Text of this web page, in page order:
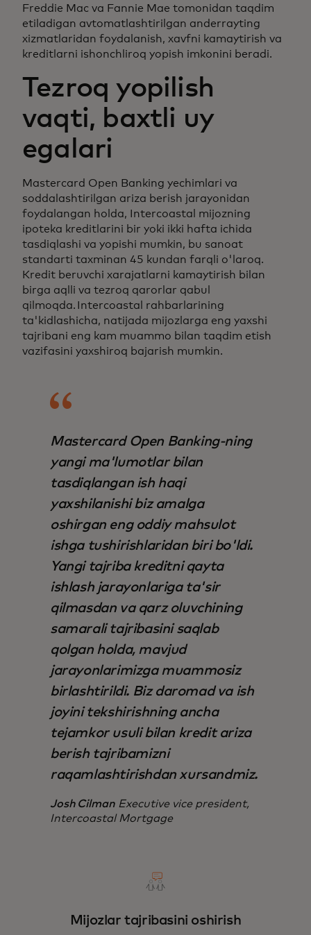
Freddie Mac va Fannie Mae tomonidan taqdim
etiladigan avtomatlashtirilgan anderrayting
xizmatlaridan foydalanish, xavfni kamaytirish va
kreditlarni ishonchliroq yopish imkonini beradi.
Tezroq yopilish
vaqti, baxtli uy
egalari
Mastercard Open Banking yechimlari va
soddalashtirilgan ariza berish jarayonidan
foydalangan holda, Intercoastal mijozning
ipoteka kreditlarini bir yoki ikki hafta ichida
tasdiqlashi va yopishi mumkin, bu sanoat
standarti taxminan 45 kundan farqli o'laroq.
Kredit beruvchi xarajatlarni kamaytirish bilan
birga aqlli va tezroq qarorlar qabul
qilmoqda. Intercoastal rahbarlarining
ta'kidlashicha, natijada mijozlarga eng yaxshi
tajribani eng kam muammo bilan taqdim etish
vazifasini yaxshiroq bajarish mumkin.
Mastercard Open Banking-ning
yangi ma'lumotlar bilan
tasdiqlangan ish haqi
yaxshilanishi biz amalga
oshirgan eng oddiy mahsulot
ishga tushirishlaridan biri bo'ldi.
Yangi tajriba kreditni qayta
ishlash jarayonlariga ta'sir
qilmasdan va qarz oluvchining
samarali tajribasini saqlab
qolgan holda, mavjud
jarayonlarimizga muammosiz
birlashtirildi. Biz daromad va ish
joyini tekshirishning ancha
tejamkor usuli bilan kredit ariza
berish tajribamizni
raqamlashtirishdan xursandmiz.
Josh Cilman Executive vice president,
Intercoastal Mortgage
Mijozlar tajribasini oshirish